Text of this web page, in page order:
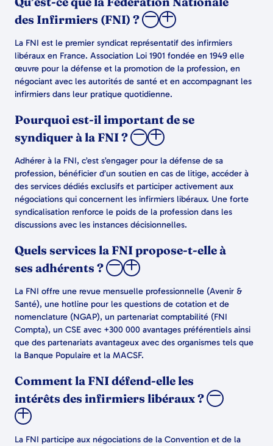
des Infirmiers (FNI) ?
La FNI est le premier syndicat représentatif des infirmiers
libéraux en France. Association Loi 1901 fondée en 1949 elle
œuvre pour la défense et la promotion de la profession, en
négociant avec les autorités de santé et en accompagnant les
infirmiers dans leur pratique quotidienne.
Pourquoi est-il important de se
syndiquer à la FNI ?
Adhérer à la FNI, c’est s’engager pour la défense de sa
profession, bénéficier d’un soutien en cas de litige, accéder à
des services dédiés exclusifs et participer activement aux
négociations qui concernent les infirmiers libéraux. Une forte
syndicalisation renforce le poids de la profession dans les
discussions avec les instances décisionnelles.
Quels services la FNI propose-t-elle à
ses adhérents ?
La FNI offre une revue mensuelle professionnelle (Avenir &
Santé), une hotline pour les questions de cotation et de
nomenclature (NGAP), un partenariat comptabilité (FNI
Compta), un CSE avec +300 000 avantages préférentiels ainsi
que des partenariats avantageux avec des organismes tels que
la Banque Populaire et la MACSF.
Comment la FNI défend-elle les
intérêts des infirmiers libéraux ?
La FNI participe aux négociations de la Convention et de la